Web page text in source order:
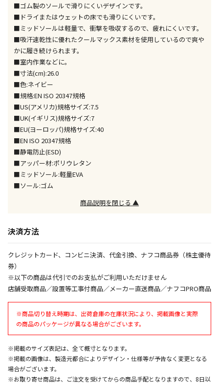
特定の店舗のみで受取ができる商品です（宅配便での
お届けができません）
※同時購入の商品は、全て同じ店舗での受取となりま
す
委託業者によりお届けする商品です
※ほか商品との同時購入はできません。お手数です
が、ご購入手続きを分けてお買い求めください
※支払い方法の代金引換は選択できません。
※電話注文はできません。
宅配のみでお届けする商品です（店舗受取は選択でき
ません）
※「宅配・店舗受取」「宅配のみ」マークの商品のみ
同時購入が可能です
午前9時までのご注文確定した商品については、当日に
出荷いたします。
ただし、メーカーの営業日に基づき出荷手続きを行う
また、日曜・祝日や年末年始などの長期休業期間中
設置工事代金も含まれた商品です
お見積商品です。金額・施工日はお打ち合わせの上、
決定となります。
お見積商品です。金額・施工日はお打ち合わせの上、
決定となります。
エアコンの取付工事が必要な商品です。別途費用が発
生する場合がございます。
■ゴム製のソールで滑りにくいデザインです。
■ドライまたはウェットの床でも滑りにくいです。
■ミッドソールは軽量で、衝撃を吸収するので、疲れにくいです。
■吸汗速乾性に優れたクールマックス素材を使用しているので爽や
かに履き続けられます。
■室内作業などに。
■寸法(cm):26.0
■色:ネイビー
■規格:EN ISO 20347規格
■US(アメリカ)規格サイズ:7.5
■UK(イギリス)規格サイズ:7
■EU(ヨーロッパ)規格サイズ:40
■EN ISO 20347規格
■静電防止(ESD)
■アッパー材:ポリウレタン
■ミッドソール:軽量EVA
■ソール:ゴム
商品説明を閉じる ▲
決済方法
クレジットカード、コンビニ決済、代金引換、ナフコ商品券（株主優待
券）
※以下の商品は代引でのお支払がご利用いただけません
店舗受取商品／設置等工事付商品／メーカー直送商品／ナフコPRO商品
※商品切り替え時期は、出荷倉庫の在庫状況により、掲載画像と実際
の商品のパッケージが異なる場合がございます。
※掲載のサイズ表記は、全て概寸となります。
※掲載の画像は、製造元都合によりデザイン・仕様等が予告なく変更となる
場合がございます。
※お取り寄せ商品は、ご注文を受けてからの商品手配となりますので、8日以